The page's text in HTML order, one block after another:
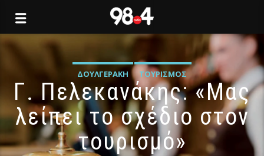
ΔΟΥΛΓΕΡΆΚΗ ΤΟΥΡΙΣΜΌΣ
Γ. Πελεκανάκης: «Μας
λείπει το σχέδιο στον
τουρισμό»